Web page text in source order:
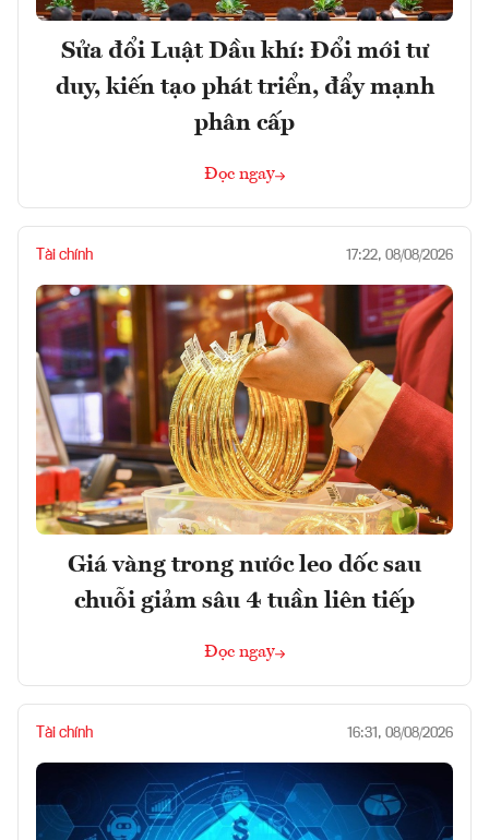
Sửa đổi Luật Dầu khí: Đổi mới tư
duy, kiến tạo phát triển, đẩy mạnh
phân cấp
Đọc ngay
Tài chính 17:22, 08/08/2026
Giá vàng trong nước leo dốc sau
chuỗi giảm sâu 4 tuần liên tiếp
Đọc ngay
Tài chính 16:31, 08/08/2026